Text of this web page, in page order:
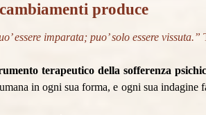
produce
essere imparata; puo’ solo essere vissuta.”
terapeutico della sofferenza
in ogni sua forma, e ogni sua